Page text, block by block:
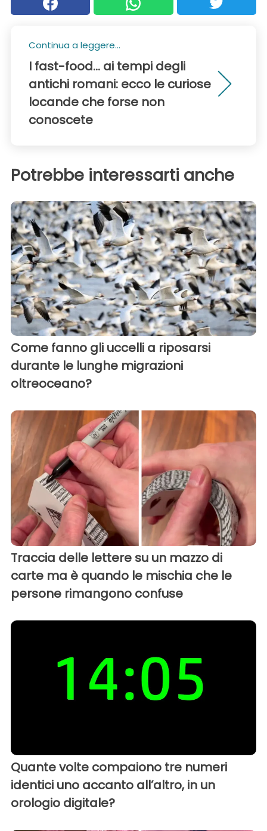
Continua a leggere...
I fast-food... ai tempi degli
antichi romani: ecco le curiose
locande che forse non
conoscete
Potrebbe interessarti anche
Come fanno gli uccelli a riposarsi
durante le lunghe migrazioni
oltreoceano?
Traccia delle lettere su un mazzo di
carte ma è quando le mischia che le
persone rimangono confuse
Quante volte compaiono tre numeri
identici uno accanto all’altro, in un
orologio digitale?